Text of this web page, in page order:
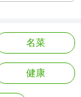
名菜
健康